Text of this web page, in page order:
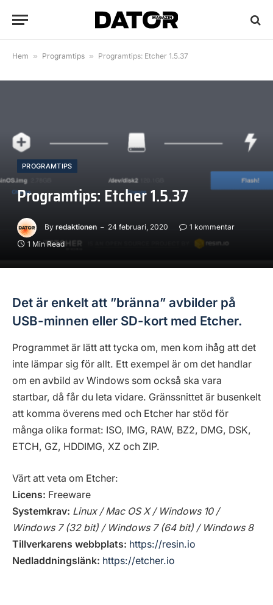
Hem » Programtips » Programtips: Etcher 1.5.37
PROGRAMTIPS
Programtips: Etcher 1.5.37
By redaktionen 24 februari, 2020
1 kommentar
1 Min Read
Det är enkelt att ”bränna” avbilder på
USB-minnen eller SD-kort med Etcher.
Programmet är lätt att tycka om, men kom ihåg att det
inte lämpar sig för allt. Ett exempel är om det handlar
om en avbild av Windows som också ska vara
startbar, då får du leta vidare. Gränssnittet är busenkelt
att komma överens med och Etcher har stöd för
många olika format: ISO, IMG, RAW, BZ2, DMG, DSK,
ETCH, GZ, HDDIMG, XZ och ZIP.
Värt att veta om Etcher:
Licens: Freeware
Systemkrav: Linux / Mac OS X / Windows 10 /
Windows 7 (32 bit) / Windows 7 (64 bit) / Windows 8
Tillverkarens webbplats: https://resin.io
Nedladdningslänk: https://etcher.io